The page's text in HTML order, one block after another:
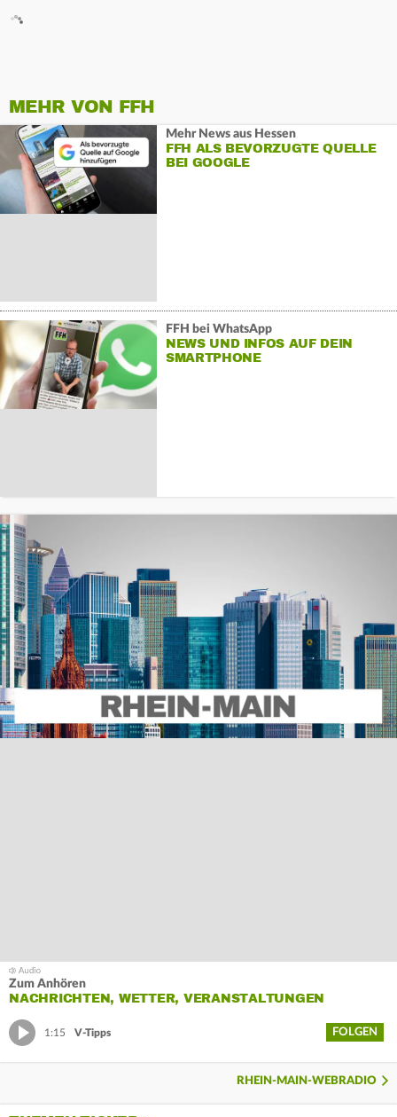
MEHR VON FFH
Mehr News aus Hessen
FFH ALS BEVORZUGTE QUELLE
BEI GOOGLE
FFH bei WhatsApp
NEWS UND INFOS AUF DEIN
SMARTPHONE
Zum Anhören
NACHRICHTEN, WETTER, VERANSTALTUNGEN
1:15 V-Tipps FOLGEN
RHEIN-MAIN-WEBRADIO